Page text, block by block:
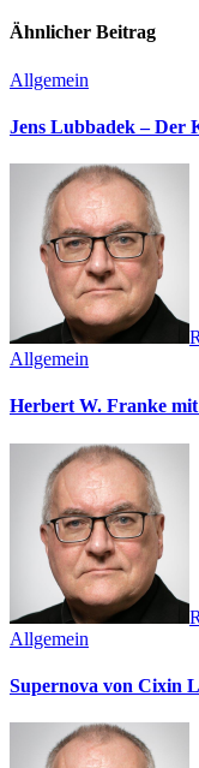
Ähnlicher Beitrag
Allgemein
Jens Lubbadek – Der
Allgemein
Herbert W. Franke
Allgemein
Supernova von Cixin